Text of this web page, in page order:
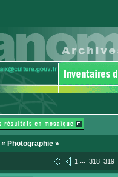
« Photographie »
1 ... 318 319